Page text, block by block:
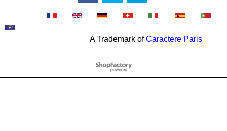
A Trademark ofCaractere Paris
WebShop erstellt mit
ShopFactory Shop